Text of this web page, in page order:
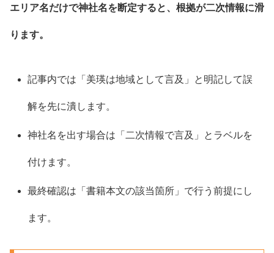
エリア名だけで神社名を断定すると、根拠が二次情報に滑
ります。
記事内では「美瑛は地域として言及」と明記して誤
解を先に潰します。
神社名を出す場合は「二次情報で言及」とラベルを
付けます。
最終確認は「書籍本文の該当箇所」で行う前提にし
ます。